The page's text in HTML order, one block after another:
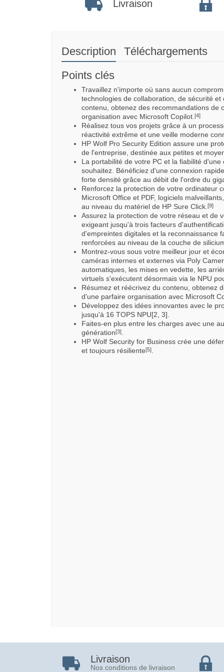
Livraison
Description
Téléchargements
Points clés
Travaillez n'importe où sans aucun
technologies de collaboration, de sécurité
contenu, obtenez des recommandations de
organisation avec Microsoft Copilot. [4]
Réalisez tous vos projets grâce à un
réactivité extrême et une veille moderne
HP Wolf Pro Security Edition assure une
de l'entreprise, destinée aux petites et
La portabilité de votre PC et la fiabilité
souhaitez. Bénéficiez d'une connexion
forte densité grâce au débit de l'ordre du
Renforcez la protection de votre ordinateur
Microsoft Office et PDF, logiciels
au niveau du matériel de HP Sure Click. [9]
Assurez la protection de votre réseau et de
exigeant jusqu'à trois facteurs
d'empreintes digitales et la reconnaissance
renforcées au niveau de la couche de
Montrez-vous sous votre meilleur jour et
caméras internes et externes via Poly
automatiques, les mises en vedette, les
virtuels s'exécutent désormais via le NPU
Résumez et réécrivez du contenu, obtenez
d'une parfaire organisation avec Microsoft
Développez des idées innovantes avec le
jusqu'à 16 TOPS NPU[2, 3].
Faites-en plus entre les charges avec une
génération[3]
HP Wolf Security for Business crée une
et toujours résiliente[5]
Livraison
Nos conditions de livraison